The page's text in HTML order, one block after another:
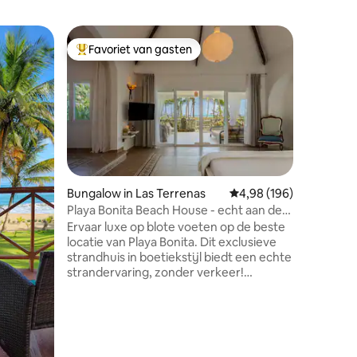
Topfavoriet van gasten
Favoriet van gasten
Bungalow in Las Terrenas Gemiddelde
4,98 (196)
Playa Bonita Beach House - echt aan de
oceaan!
Ervaar luxe op blote voeten op de beste
locatie van Playa Bonita. Dit exclusieve
strandhuis in boetiekstijl biedt een echte
strandervaring, zonder verkeer!